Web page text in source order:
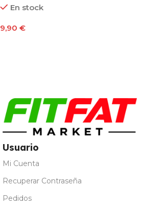
En stock
9,90 €
Usuario
Mi Cuenta
Recuperar Contraseña
Pedidos